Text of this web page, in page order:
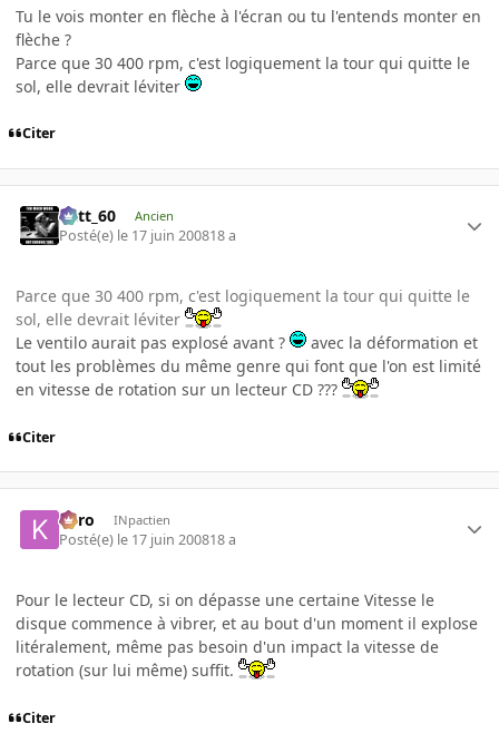
Tu le vois monter en flèche à l'écran ou tu l'entends monter en
flèche ?
Parce que 30 400 rpm, c'est logiquement la tour qui quitte le
sol, elle devrait léviter
Citer
Batt_60 Ancien
Posté(e) le 17 juin 200818 a
Parce que 30 400 rpm, c'est logiquement la tour qui quitte le
sol, elle devrait léviter
Le ventilo aurait pas explosé avant ?
avec la déformation et
tout les problèmes du même genre qui font que l'on est limité
en vitesse de rotation sur un lecteur CD ???
Citer
kyro INpactien
Posté(e) le 17 juin 200818 a
Pour le lecteur CD, si on dépasse une certaine Vitesse le
disque commence à vibrer, et au bout d'un moment il explose
litéralement, même pas besoin d'un impact la vitesse de
rotation (sur lui même) suffit.
Citer